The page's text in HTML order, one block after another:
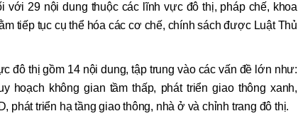
với 29 nội dung thuộc các lĩnh vực đô thị, pháp chế, khoa
tiếp tục cụ thể hóa các cơ chế, chính sách được Luật Thủ
đô thị gồm 14 nội dung, tập trung vào các vấn đề lớn như:
hoạch không gian tầm thấp, phát triển giao thông xanh,
phát triển hạ tầng giao thông, nhà ở và chỉnh trang đô thị.